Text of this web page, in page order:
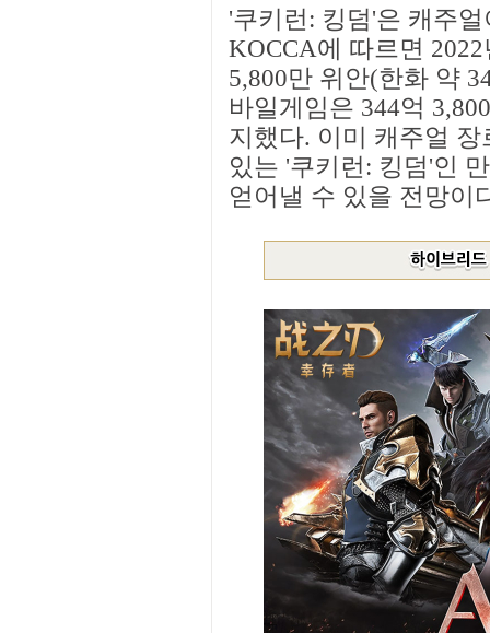
'쿠키런: 킹덤'은 캐주
KOCCA에 따르면
5,800만 위안(한화 약
바일게임은 344억
지했다. 이미 캐주얼
있는 '쿠키런: 킹덤'인
얻어낼 수 있을 전망이